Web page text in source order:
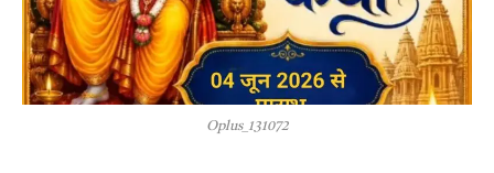
Oplus_131072